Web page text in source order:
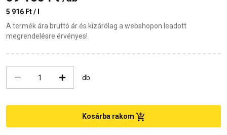
5 916 Ft / l
A termék ára bruttó ár és kizárólag a webshopon leadott
megrendelésre érvényes!
db
Kosárba rakom